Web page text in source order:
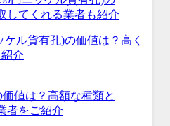
ケル貨有孔)の価値は？高く
介